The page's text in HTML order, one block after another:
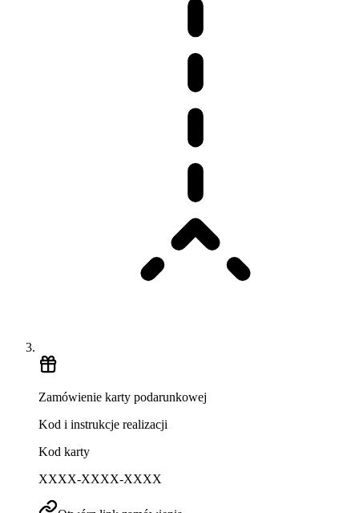
Zamówienie karty podarunkowej
Kod i instrukcje realizacji
Kod karty
XXXX-XXXX-XXXX